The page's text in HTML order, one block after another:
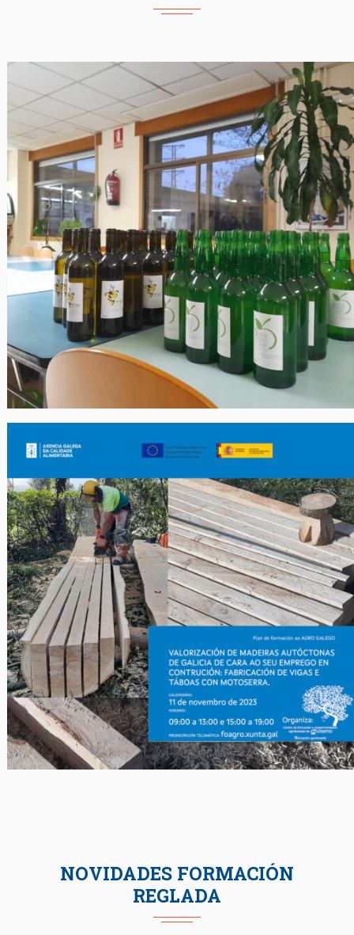
NOVIDADES FORMACIÓN
REGLADA